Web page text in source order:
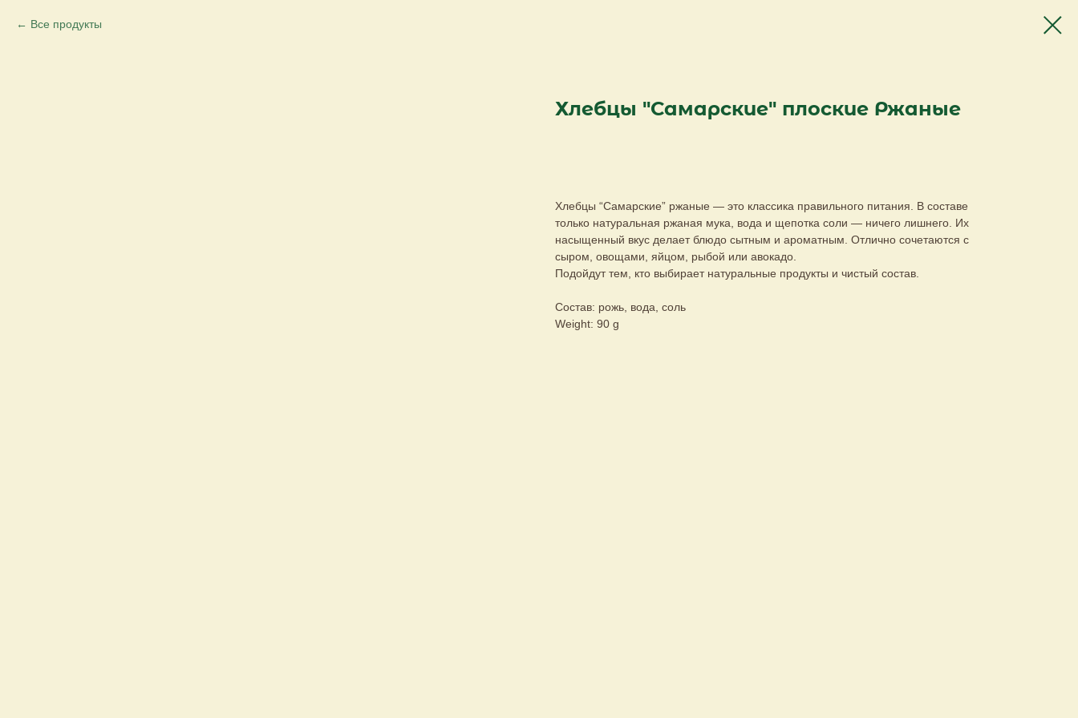
Все продукты
Хлебцы "Самарские" плоские Ржаные
Хлебцы “Самарские” ржаные — это классика правильного питания. В составе
только натуральная ржаная мука, вода и щепотка соли — ничего лишнего. Их
насыщенный вкус делает блюдо сытным и ароматным. Отлично сочетаются с
сыром, овощами, яйцом, рыбой или авокадо.
Подойдут тем, кто выбирает натуральные продукты и чистый состав.
Состав: рожь, вода, соль
Weight: 90 g